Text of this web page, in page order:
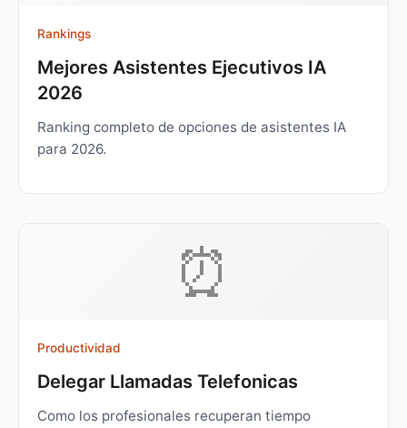
Rankings
Mejores Asistentes Ejecutivos IA
2026
Ranking completo de opciones de asistentes IA
para 2026.
⏰
Productividad
Delegar Llamadas Telefonicas
Como los profesionales recuperan tiempo